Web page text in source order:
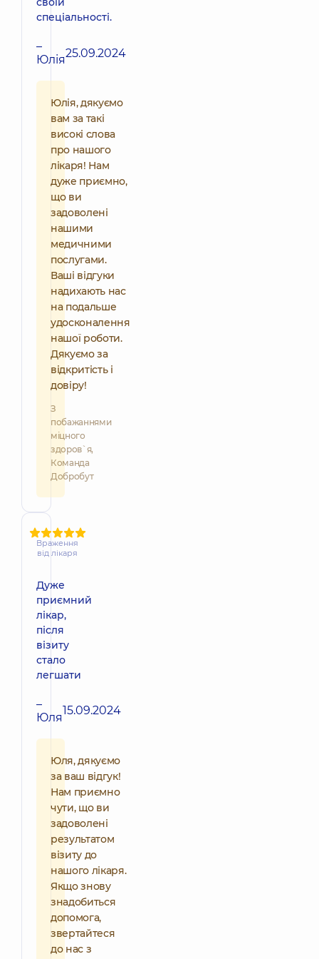
спеціальності.
–
Юлія25.09.2024
Юлія, дякуємо
вам за такі
високі слова
про нашого
лікаря! Нам
дуже приємно,
що ви
задоволені
нашими
медичними
послугами.
Ваші відгуки
надихають нас
на подальше
удосконалення
нашої роботи.
Дякуємо за
відкритість і
довіру!
З
побажаннями
міцного
здоров`я,
Команда
Добробут
Враження
від лікаря
Дуже
приємний
лікар,
після
візиту
стало
легшати
–
Юля15.09.2024
Юля, дякуємо
за ваш відгук!
Нам приємно
чути, що ви
задоволені
результатом
візиту до
нашого лікаря.
Якщо знову
знадобиться
допомога,
звертайтеся
до нас з